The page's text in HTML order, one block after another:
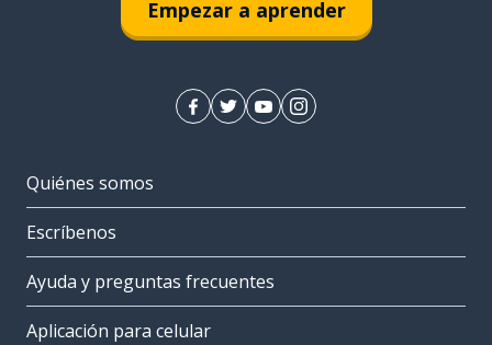
Empezar a aprender
Quiénes somos
Escríbenos
Ayuda y preguntas frecuentes
Aplicación para celular